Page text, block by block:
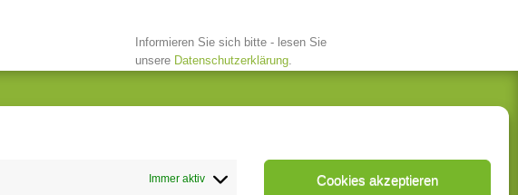
Immer aktiv Cookies akzeptieren
Informieren Sie sich bitte - lesen Sie
unsere Datenschutzerklärung.